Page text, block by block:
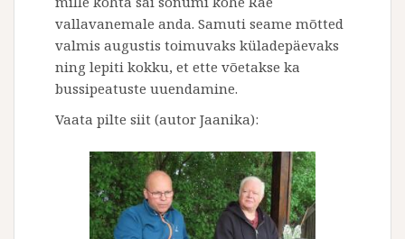
vallavanemale anda. Samuti seame mõtted
valmis augustis toimuvaks küladepäevaks
ning lepiti kokku, et ette võetakse ka
bussipeatuste uuendamine.
Vaata pilte siit (autor Jaanika):